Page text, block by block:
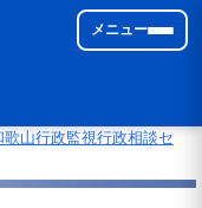
メニュー
歌山行政監視行政相談セ